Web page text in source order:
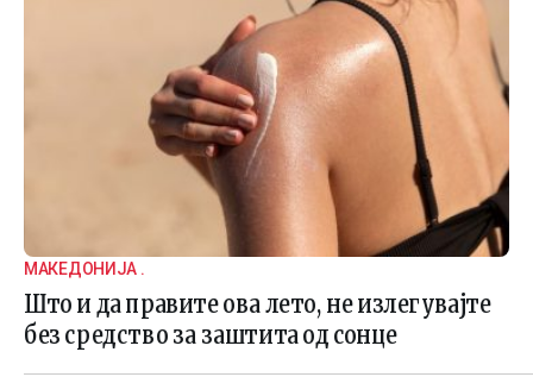
МАКЕДОНИЈА .
Што и да правите ова лето, не излегувајте
без средство за заштита од сонце